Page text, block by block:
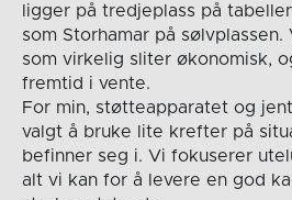
ligger på tredjeplass på
som Storhamar på
som virkelig sliter økonomisk,
fremtid i vente.
For min, støtteapparatet og
valgt å bruke lite krefter på
befinner seg i. Vi fokuserer
alt vi kan for å levere en god